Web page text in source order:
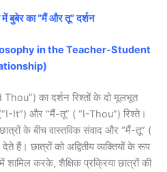
बुबेर का “मैं और तू” दर्शन
in the Teacher-Student
Thou”) का दर्शन रिश्तों के दो मूलभूत
It”) और “मैं-तू” ( “I-Thou”) रिश्ते।
के बीच वास्तविक संवाद और “मैं-तू” (
हैं। छात्रों को अद्वितीय व्यक्तियों के रूप
करके, शैक्षिक प्रक्रिया छात्रों की